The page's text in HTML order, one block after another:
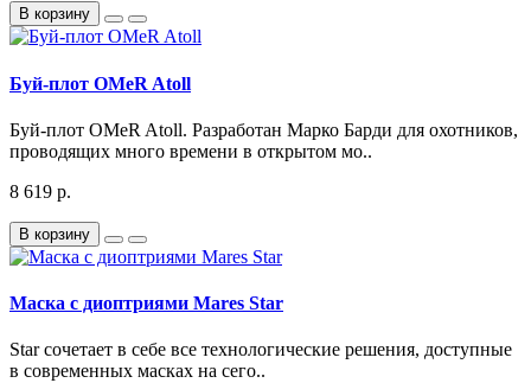
В корзину
Буй-плот OMeR Atoll
Буй-плот OMeR Atoll. Разработан Марко Барди для охотников,
проводящих много времени в открытом мо..
8 619 р.
В корзину
Маска с диоптриями Mares Star
Star сочетает в себе все технологические решения, доступные
в современных масках на сего..